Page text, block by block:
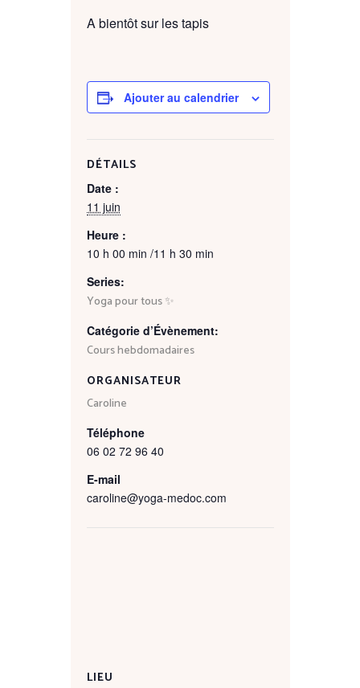
A bientôt sur les tapis
Ajouter au calendrier
DÉTAILS
Date :
11 juin
Heure :
10 h 00 min /11 h 30 min
Series:
Yoga pour tous ✨
Catégorie d’Évènement:
Cours hebdomadaires
ORGANISATEUR
Caroline
Téléphone
06 02 72 96 40
E-mail
caroline@yoga-medoc.com
LIEU